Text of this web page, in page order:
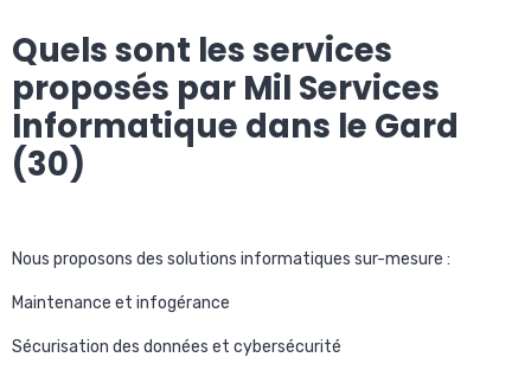
Quels sont les services
proposés par Mil Services
Informatique dans le Gard
(30)
Nous proposons des solutions informatiques sur-mesure :
Maintenance et infogérance
Sécurisation des données et cybersécurité